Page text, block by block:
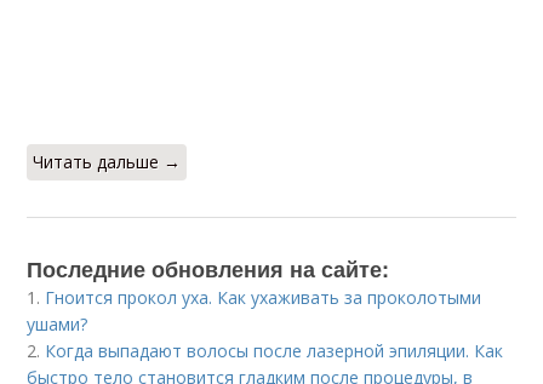
Читать дальше →
Последние обновления на сайте:
1. Гноится прокол уха. Как ухаживать за проколотыми
ушами?
2. Когда выпадают волосы после лазерной эпиляции. Как
быстро тело становится гладким после процедуры, в